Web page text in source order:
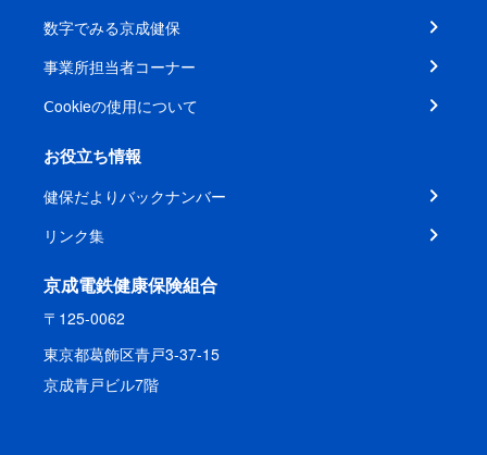
数字でみる京成健保
事業所担当者コーナー
Ⅽookieの使用について
お役立ち情報
健保だよりバックナンバー
リンク集
京成電鉄健康保険組合
〒125-0062
東京都葛飾区青戸3-37-15
京成青戸ビル7階